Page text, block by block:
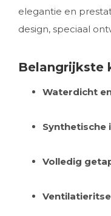
elegantie en
design, speciaal
Belangrijkste
Waterdicht
Synthetische
Volledig